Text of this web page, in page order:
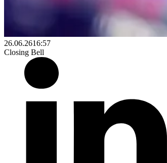
26.06.2616:57
Closing Bell